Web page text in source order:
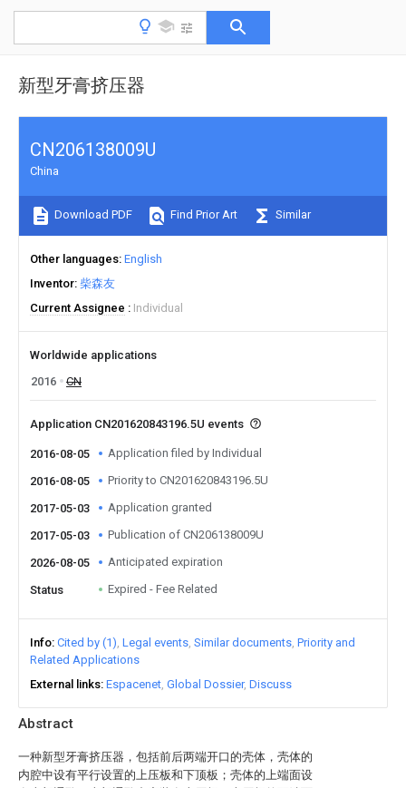
新型牙膏挤压器
Abstract
一种新型牙膏挤压器，包括前后两端开口的壳体，壳体的
内腔中设有平行设置的上压板和下顶板；壳体的上端面设
CN206138009U
China
Download PDF Find Prior Art Similar
Other languages English
Inventor 柴森友
Current Assignee
Individual
Worldwide applications
2016
CN
Application CN201620843196.5U events
2016-08-05 Application filed by Individual
2016-08-05 Priority to CN201620843196.5U
2017-05-03 Application granted
2017-05-03 Publication of CN206138009U
2026-08-05 Anticipated expiration
Status Expired - Fee Related
Info Cited by (1) Legal events Similar documents Priority and
Related Applications
External links Espacenet Global Dossier Discuss